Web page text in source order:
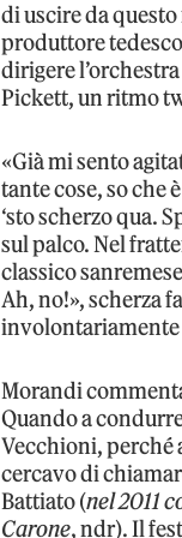
di uscire da
produttore
dirigere
Pickett, un ritmo
«Già mi sento
tante cose, so che
‘sto scherzo qua.
sul palco. Nel
classico
Ah, no!», scherza
involontariamente
Morandi
Quando a
Vecchioni, perché
cercavo di
Battiato (nel 2011
Carone, ndr). Il